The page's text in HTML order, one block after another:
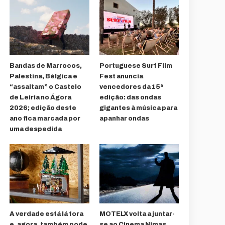
Bandas de Marrocos,
Palestina, Bélgica e
“assaltam” o Castelo
de Leiria no Ágora
2026; edição deste
ano fica marcada por
uma despedida
Portuguese Surf Film
Fest anuncia
vencedores da 15ª
edição: das ondas
gigantes à música para
apanhar ondas
A verdade está lá fora
MOTELX volta a juntar-